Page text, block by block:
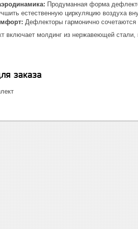
Продуманная форма
естественную циркуляцию воздуха
Дефлекторы гармонично
включает молдинг из нержавеющей
заказа